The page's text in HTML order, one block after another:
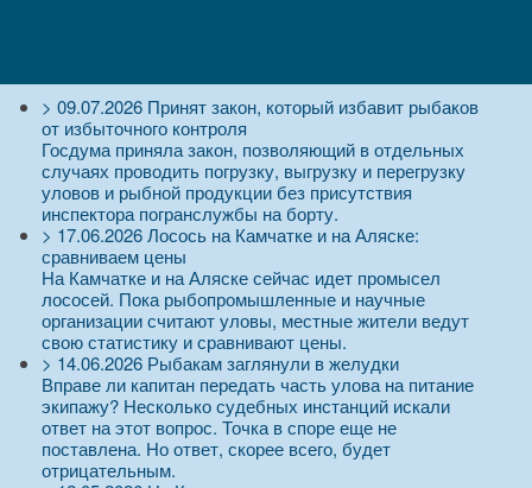
> 09.07.2026 Принят закон, который избавит рыбаков
от избыточного контроля
Госдума приняла закон, позволяющий в отдельных
случаях проводить погрузку, выгрузку и перегрузку
уловов и рыбной продукции без присутствия
инспектора погранслужбы на борту.
> 17.06.2026Лосось на Камчатке и на Аляске:
сравниваем цены
На Камчатке и на Аляске сейчас идет промысел
лососей. Пока рыбопромышленные и научные
организации считают уловы, местные жители ведут
свою статистику и сравнивают цены.
> 14.06.2026 Рыбакам заглянули в желудки
Вправе ли капитан передать часть улова на питание
экипажу? Несколько судебных инстанций искали
ответ на этот вопрос. Точка в споре еще не
поставлена. Но ответ, скорее всего, будет
отрицательным.